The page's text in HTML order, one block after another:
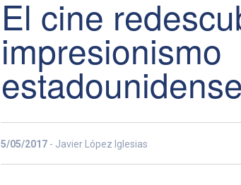
El cine
impresionismo
estadounidense
5/05/2017 - Javier López Iglesias